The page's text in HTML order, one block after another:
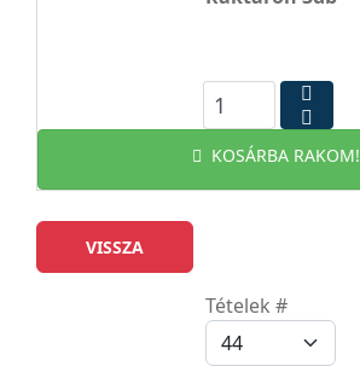
KOSÁRBA RAKOM!
Tételek #